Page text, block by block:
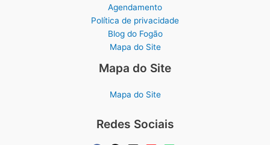
Agendamento
Política de privacidade
Blog do Fogão
Mapa do Site
Mapa do Site
Mapa do Site
Redes Sociais